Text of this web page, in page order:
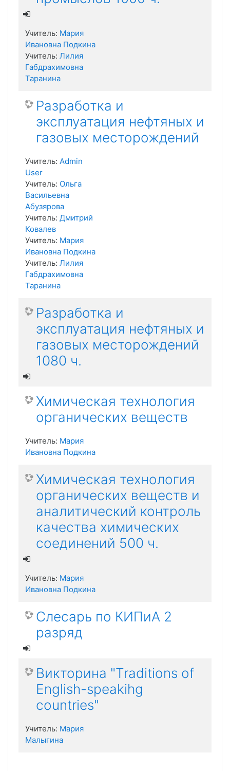
Учитель: Мария
Ивановна Подкина
Учитель: Лилия
Габдрахимовна
Таранина
Разработка и
эксплуатация нефтяных и
газовых месторождений
Учитель: Admin
User
Учитель: Ольга
Васильевна
Абузярова
Учитель: Дмитрий
Ковалев
Учитель: Мария
Ивановна Подкина
Учитель: Лилия
Габдрахимовна
Таранина
Разработка и
эксплуатация нефтяных и
газовых месторождений
1080 ч.
Химическая технология
органических веществ
Учитель: Мария
Ивановна Подкина
Химическая технология
органических веществ и
аналитический контроль
качества химических
соединений 500 ч.
Учитель: Мария
Ивановна Подкина
Слесарь по КИПиА 2
разряд
Викторина "Traditions of
English-speakihg
countries"
Учитель: Мария
Малыгина